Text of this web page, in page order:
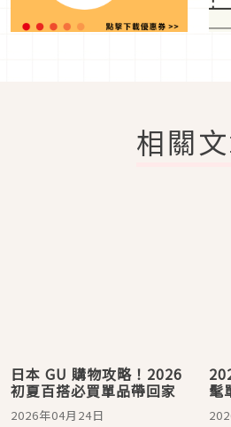
相關
日本 GU 購物攻略！2026
初夏百搭必買單品帶回家
2026年04月24日
髦
套